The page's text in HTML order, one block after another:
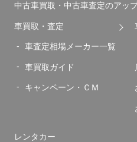
中古車買取・中古車査定のアッ
車買取・査定
車査定相場メーカー一覧
車買取ガイド
キャンペーン・ＣＭ
レンタカー